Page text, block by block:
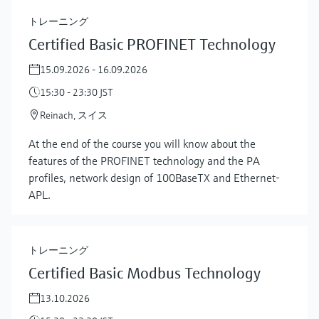
トレーニング
Certified Basic PROFINET Technology
15.09.2026 - 16.09.2026
15:30 - 23:30 JST
Reinach, スイス
At the end of the course you will know about the
features of the PROFINET technology and the PA
profiles, network design of 100BaseTX and Ethernet-
APL.
トレーニング
Certified Basic Modbus Technology
13.10.2026